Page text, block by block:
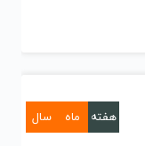
هفته ماه سال